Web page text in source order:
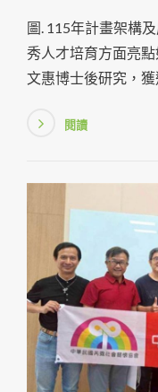
圖. 115年計畫架構
秀人才培育方面亮
文惠博士後研究，
閱讀